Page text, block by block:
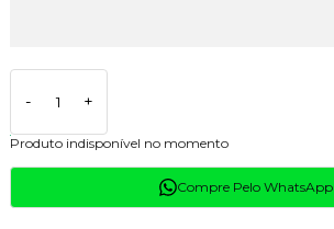
- +
Produto indisponível no momento
Compre Pelo WhatsApp